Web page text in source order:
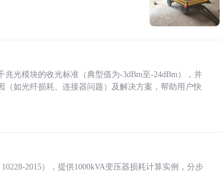
光模块的收光标准（典型值为-3dBm至-24dBm），并
如光纤损耗、连接器问题）及解决方案，帮助用户快
2015），提供1000kVA变压器损耗计算实例，分步